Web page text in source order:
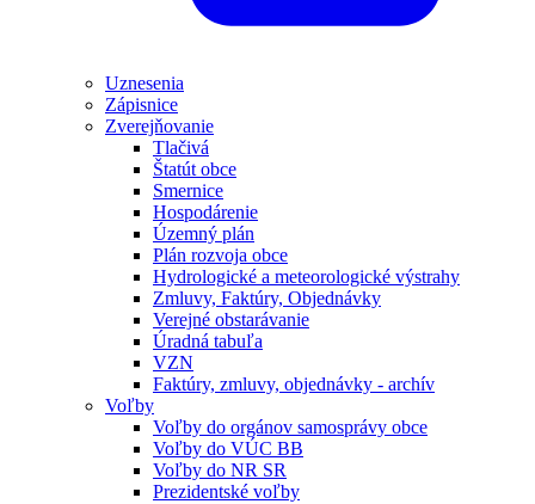
Uznesenia
Zápisnice
Zverejňovanie
Tlačivá
Štatút obce
Smernice
Hospodárenie
Územný plán
Plán rozvoja obce
Hydrologické a meteorologické výstrahy
Zmluvy, Faktúry, Objednávky
Verejné obstarávanie
Úradná tabuľa
VZN
Faktúry, zmluvy, objednávky - archív
Voľby
Voľby do orgánov samosprávy obce
Voľby do VÚC BB
Voľby do NR SR
Prezidentské voľby